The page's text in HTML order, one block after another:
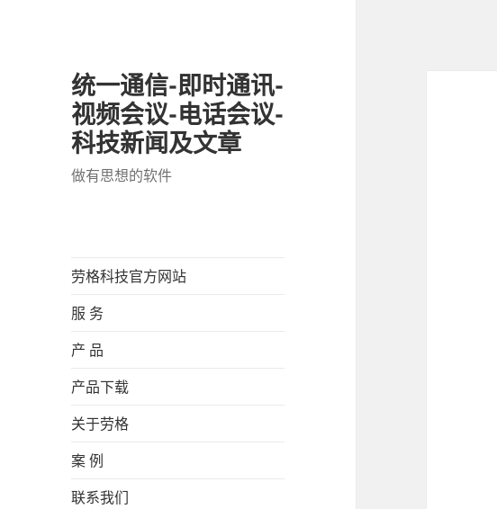
统一通信-即时通讯-
视频会议-电话会议-
科技新闻及文章
做有思想的软件
劳格科技官方网站
服 务
产 品
产品下载
关于劳格
案 例
联系我们